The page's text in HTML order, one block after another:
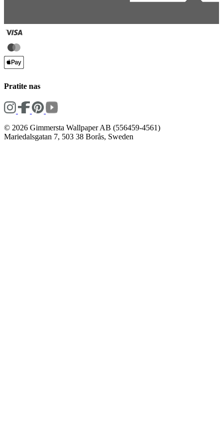
Pratite nas
© 2026 Gimmersta Wallpaper AB (556459-4561)
Mariedalsgatan 7, 503 38 Borås, Sweden